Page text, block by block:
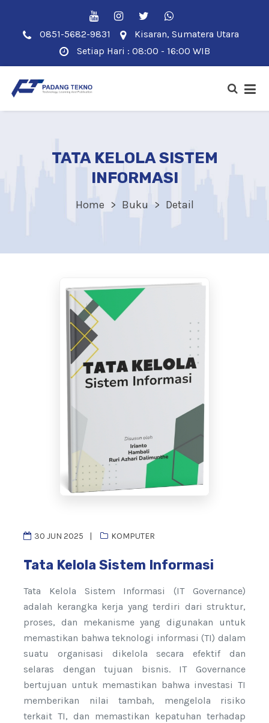
0851-5682-9831
Kisaran, Sumatera Utara
Setiap Hari : 08:00 - 16:00 WIB
TATA KELOLA SISTEM
INFORMASI
Home Buku Detail
30 JUN 2025 KOMPUTER
Tata Kelola Sistem Informasi
Tata Kelola Sistem Informasi (IT Governance)
adalah kerangka kerja yang terdiri dari struktur,
proses, dan mekanisme yang digunakan untuk
memastikan bahwa teknologi informasi (TI) dalam
suatu organisasi dikelola secara efektif dan
selaras dengan tujuan bisnis. IT Governance
bertujuan untuk memastikan bahwa investasi TI
memberikan nilai tambah, mengelola risiko
terkait TI, dan memastikan kepatuhan terhadap